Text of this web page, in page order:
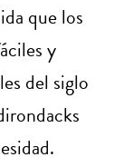
que los
y
del siglo